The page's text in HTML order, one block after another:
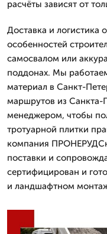
расчёты зависят от
Доставка и логистика
особенностей
самосвалом или
поддонах. Мы
материал в Санкт-
маршрутов из Санкта-
менеджером, чтобы
тротуарной плитки
компания
поставки и
сертифицирован и
и ландшафтном